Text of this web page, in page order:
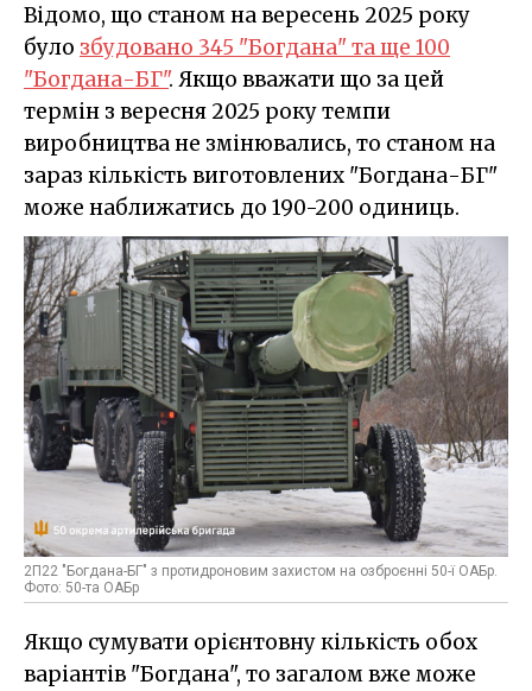
Відомо, що станом на вересень 2025 року
було збудовано 345 "Богдана" та ще 100
"Богдана-БГ". Якщо вважати що за цей
термін з вересня 2025 року темпи
виробництва не змінювались, то станом на
зараз кількість виготовлених "Богдана-БГ"
може наближатись до 190-200 одиниць.
2П22 "Богдана-БГ" з протидроновим захистом на озброєнні 50-ї ОАБр.
Фото: 50-та ОАБр
Якщо сумувати орієнтовну кількість обох
варіантів "Богдана", то загалом вже може